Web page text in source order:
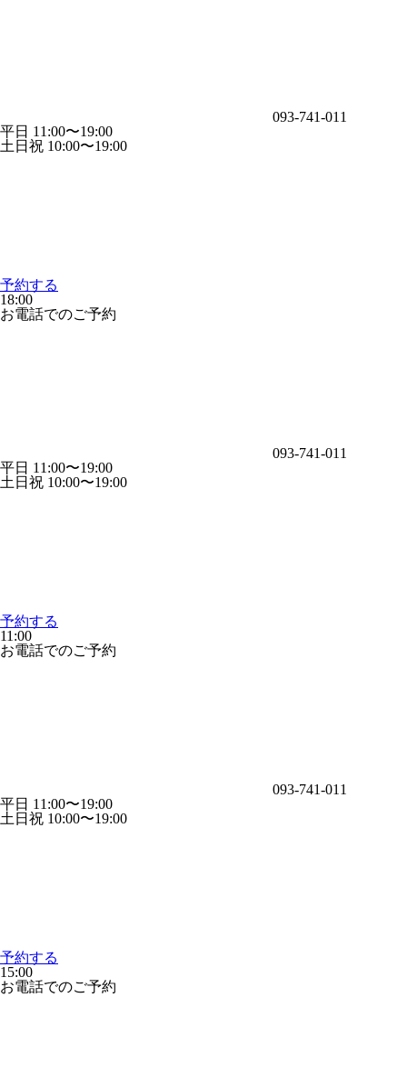
093-741-011
平日 11:00〜19:00
土日祝 10:00〜19:00
予約する
18:00
お電話でのご予約
093-741-011
平日 11:00〜19:00
土日祝 10:00〜19:00
予約する
11:00
お電話でのご予約
093-741-011
平日 11:00〜19:00
土日祝 10:00〜19:00
予約する
15:00
お電話でのご予約